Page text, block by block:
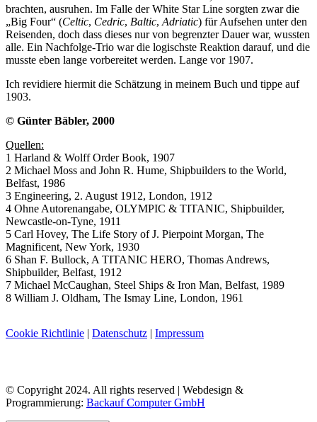
brachten, ausruhen. Im Falle der White Star Line sorgten zwar die
„Big Four“ (Celtic, Cedric, Baltic, Adriatic) für Aufsehen unter den
Reisenden, doch dass dieses nur von begrenzter Dauer war, wussten
alle. Ein Nachfolge-Trio war die logischste Reaktion darauf, und die
musste eben lange vorbereitet werden. Lange vor 1907.
Ich revidiere hiermit die Schätzung in meinem Buch und tippe auf
1903.
© Günter Bäbler, 2000
Quellen:
1 Harland & Wolff Order Book, 1907
2 Michael Moss and John R. Hume, Shipbuilders to the World,
Belfast, 1986
3 Engineering, 2. August 1912, London, 1912
4 Ohne Autorenangabe, OLYMPIC & TITANIC, Shipbuilder,
Newcastle-on-Tyne, 1911
5 Carl Hovey, The Life Story of J. Pierpoint Morgan, The
Magnificent, New York, 1930
6 Shan F. Bullock, A TITANIC HERO, Thomas Andrews,
Shipbuilder, Belfast, 1912
7 Michael McCaughan, Steel Ships & Iron Man, Belfast, 1989
8 William J. Oldham, The Ismay Line, London, 1961
Cookie Richtlinie | Datenschutz | Impressum
© Copyright 2024. All rights reserved | Webdesign &
Programmierung: Backauf Computer GmbH